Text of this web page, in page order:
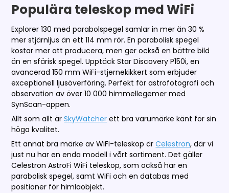
Populära teleskop med WiFi
Explorer 130 med parabolspegel samlar in mer än 30 %
mer stjärnljus än ett 114 mm rör. En parabolisk spegel
kostar mer att producera, men ger också en bättre bild
än en sfärisk spegel. Upptäck Star Discovery P150i, en
avancerad 150 mm WiFi-stjernekikkert som erbjuder
exceptionell ljusöverföring. Perfekt för astrofotografi och
observation av över 10 000 himmellegemer med
SynScan-appen.
Allt som allt ärSkyWatcher ett bra varumärke känt för sin
höga kvalitet.
Ett annat bra märke av WiFi-teleskop ärCelestron, där vi
just nu har en enda modell i vårt sortiment. Det gäller
Celestron AstroFi WiFi teleskop, som också har en
parabolisk spegel, samt WiFi och en databas med
positioner för himlaobjekt.